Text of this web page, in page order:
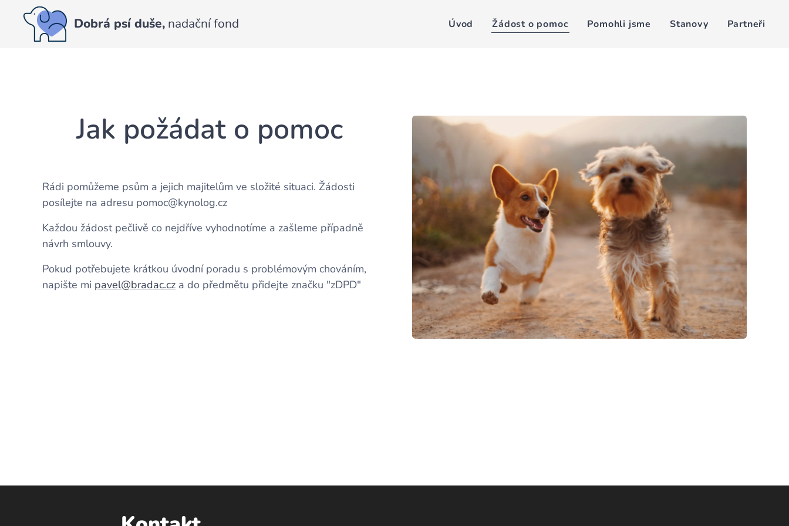
Dobrá psí duše, nadační fond Úvod Žádost o pomoc Pomohli jsme Stanovy Partneři
Jak požádat o pomoc
Rádi pomůžeme psům a jejich majitelům ve složité situaci. Žádosti
posílejte na adresu pomoc@kynolog.cz
Každou žádost pečlivě co nejdříve vyhodnotíme a zašleme případně
návrh smlouvy.
Pokud potřebujete krátkou úvodní poradu s problémovým chováním,
napište mi pavel@bradac.cz a do předmětu přidejte značku "zDPD"